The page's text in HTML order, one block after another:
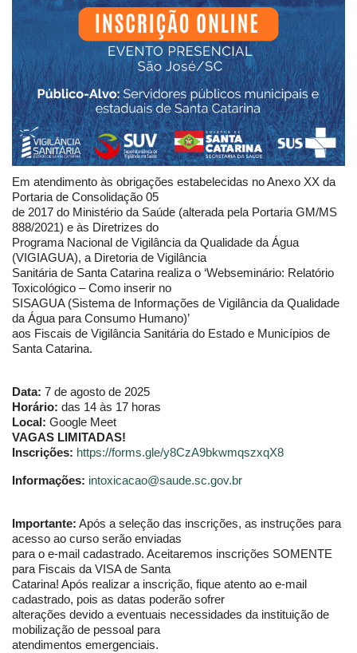
Em atendimento às obrigações estabelecidas no Anexo XX da
Portaria de Consolidação 05
de 2017 do Ministério da Saúde (alterada pela Portaria GM/MS
888/2021) e às Diretrizes do
Programa Nacional de Vigilância da Qualidade da Água
(VIGIAGUA), a Diretoria de Vigilância
Sanitária de Santa Catarina realiza o ‘Webseminário: Relatório
Toxicológico – Como inserir no
SISAGUA (Sistema de Informações de Vigilância da Qualidade
da Água para Consumo Humano)’
aos Fiscais de Vigilância Sanitária do Estado e Municípios de
Santa Catarina.
Data: 7 de agosto de 2025
Horário: das 14 às 17 horas
Local: Google Meet
VAGAS LIMITADAS!
Inscrições: https://forms.gle/y8CzA9bkwmqszxqX8
Informações: intoxicacao@saude.sc.gov.br
Importante: Após a seleção das inscrições, as instruções para
acesso ao curso serão enviadas
para o e-mail cadastrado. Aceitaremos inscrições SOMENTE
para Fiscais da VISA de Santa
Catarina! Após realizar a inscrição, fique atento ao e-mail
cadastrado, pois as datas poderão sofrer
alterações devido a eventuais necessidades da instituição de
mobilização de pessoal para
atendimentos emergenciais.